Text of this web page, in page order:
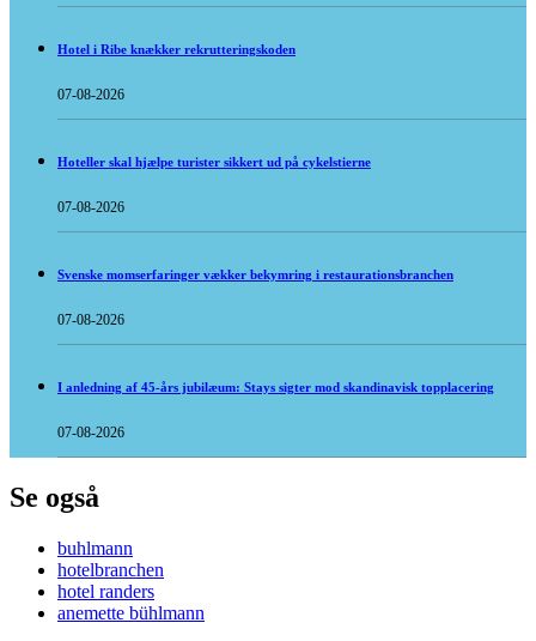
Hotel i Ribe knækker rekrutteringskoden
07-08-2026
Hoteller skal hjælpe turister sikkert ud på cykelstierne
07-08-2026
Svenske momserfaringer vækker bekymring i restaurationsbranchen
07-08-2026
I anledning af 45-års jubilæum: Stays sigter mod skandinavisk topplacering
07-08-2026
Se også
buhlmann
hotelbranchen
hotel randers
anemette bühlmann